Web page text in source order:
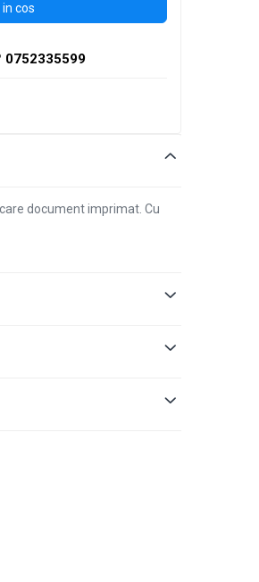
cos
0752335599
document imprimat. Cu